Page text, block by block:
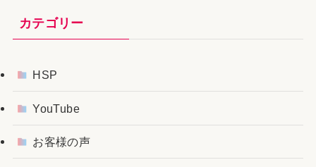
カテゴリー
HSP
YouTube
お客様の声